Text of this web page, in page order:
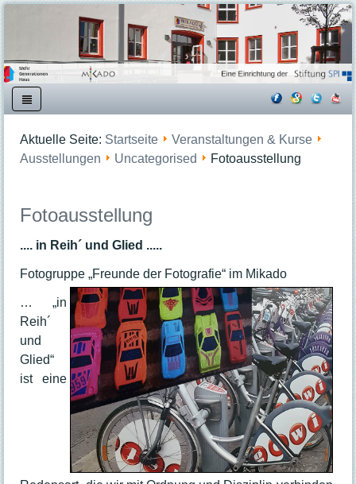
Kooperationspartner
Bildungsangebote
Dienstleistungen
Freizeit- und Familienangebote
Kreativangebote
Veranstaltungen & Kurse
Veranstaltungsübersicht
Kursplan
Ausstellungen
Das MIKADO in "Bild und Ton"
Geschichte
Aktuelle Seite: Startseite
Veranstaltungen & Kurse
Ausstellungen
Uncategorised Fotoausstellung
Fotoausstellung
.... in Reih´ und Glied .....
Fotogruppe „Freunde der Fotografie“ im Mikado
… „in
Reih´
und
Glied“
ist eine